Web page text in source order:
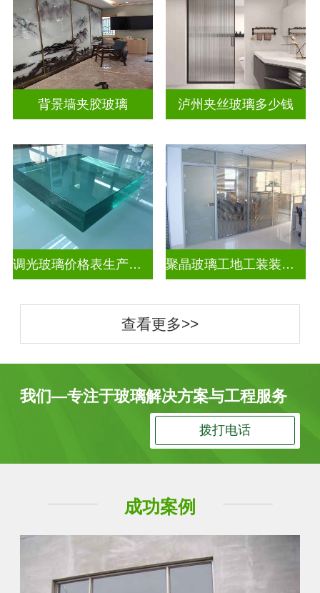
背景墙夹胶玻璃 泸州夹丝玻璃多少钱
调光玻璃价格表生产电话 聚晶玻璃工地工装装饰玻璃
查看更多>>
我们—专注于玻璃解决方案与工程服务
拨打电话
成功案例